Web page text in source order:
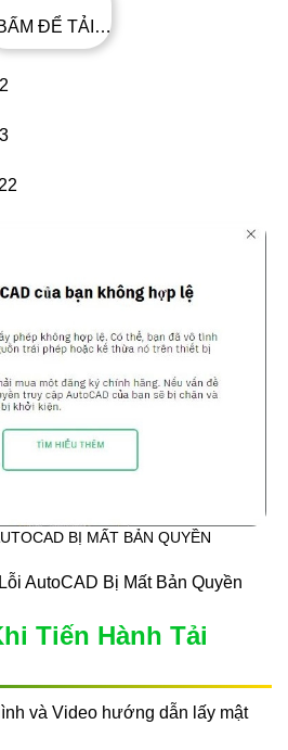
ĐỂ TẢI…
BỊ MẤT BẢN QUYỀN
AutoCAD Bị Mất Bản Quyền
Tiến Hành Tải
và Video hướng dẫn lấy mật